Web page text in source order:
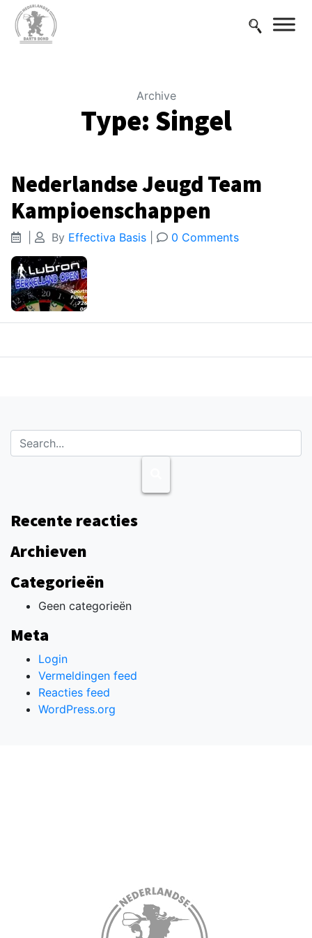
Archive
Type: Singel
Nederlandse Jeugd Team
Kampioenschappen
By Effectiva Basis 0 Comments
Recente reacties
Archieven
Categorieën
Geen categorieën
Meta
Login
Vermeldingen feed
Reacties feed
WordPress.org